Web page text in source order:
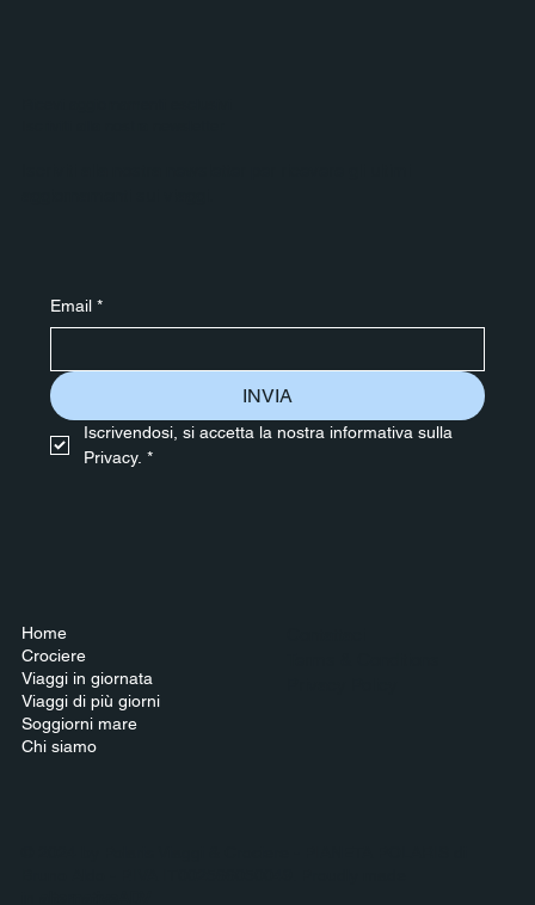
Email *
INVIA
Iscrivendosi, si accetta la nostra informativa sulla
Privacy. *
Home
Crociere
Viaggi in giornata
Viaggi di più giorni
Soggiorni mare
Chi siamo